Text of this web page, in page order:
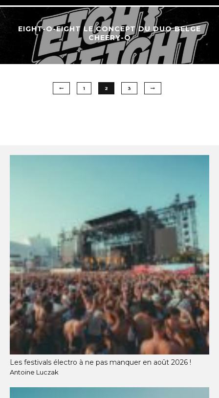
EIGHT-O-EIGHT LE CONCEPT DU DUO BELGE
CHEERY-O
1 2 3
Les festivals électro à ne pas manquer en août 2026 !
Antoine Luczak